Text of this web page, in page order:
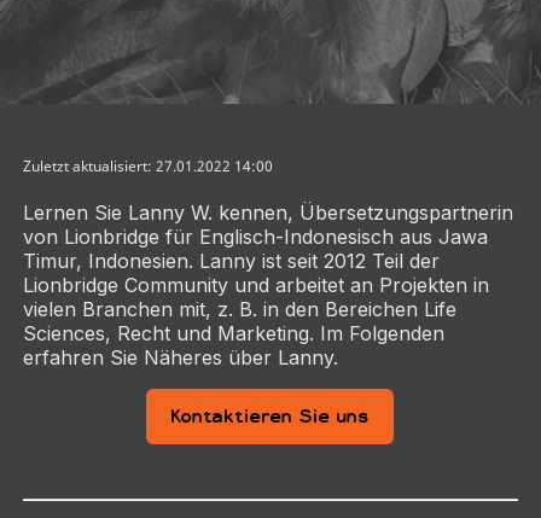
Zuletzt aktualisiert: 27.01.2022 14:00
Lernen Sie Lanny W. kennen, Übersetzungspartnerin
von Lionbridge für Englisch-Indonesisch aus Jawa
Timur, Indonesien. Lanny ist seit 2012 Teil der
Lionbridge Community und arbeitet an Projekten in
vielen Branchen mit, z. B. in den Bereichen Life
Sciences, Recht und Marketing. Im Folgenden
erfahren Sie Näheres über Lanny.
Kontaktieren Sie uns